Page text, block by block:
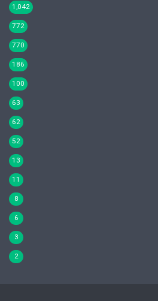
1,042
772
770
186
100
63
62
52
13
11
8
6
3
2